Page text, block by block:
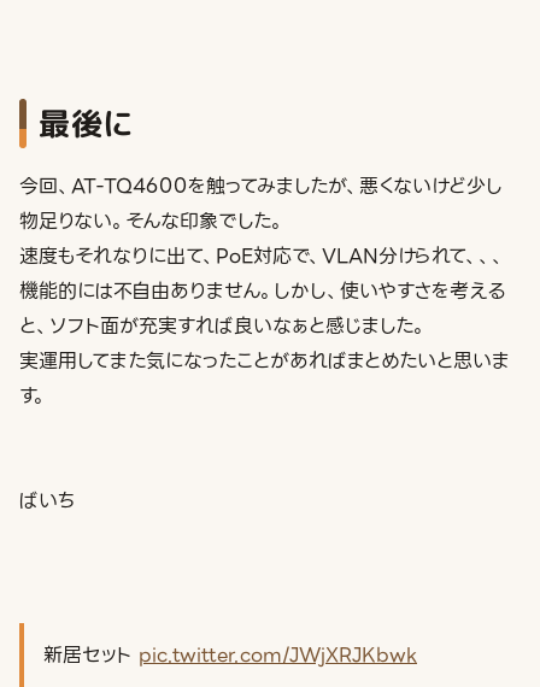
最後に
今回、AT-TQ4600を触ってみましたが、悪くないけど少し
物足りない。そんな印象でした。
速度もそれなりに出て、PoE対応で、VLAN分けられて、、、
機能的には不自由ありません。しかし、使いやすさを考える
と、ソフト面が充実すれば良いなぁと感じました。
実運用してまた気になったことがあればまとめたいと思いま
す。
ばいち
新居セット pic.twitter.com/JWjXRJKbwk